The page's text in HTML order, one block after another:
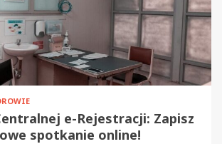
e-Rejestracji: Zapisz
spotkanie online!